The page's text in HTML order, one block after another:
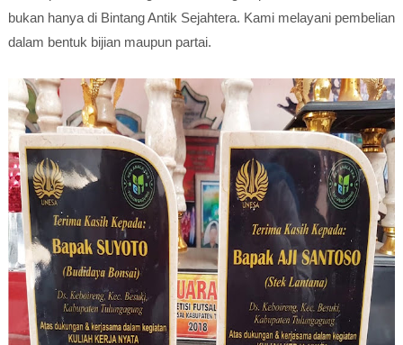
bukan hanya di Bintang Antik Sejahtera. Kami melayani pembelian
dalam bentuk bijian maupun partai.